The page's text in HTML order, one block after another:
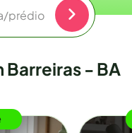
prédio
Barreiras - BA